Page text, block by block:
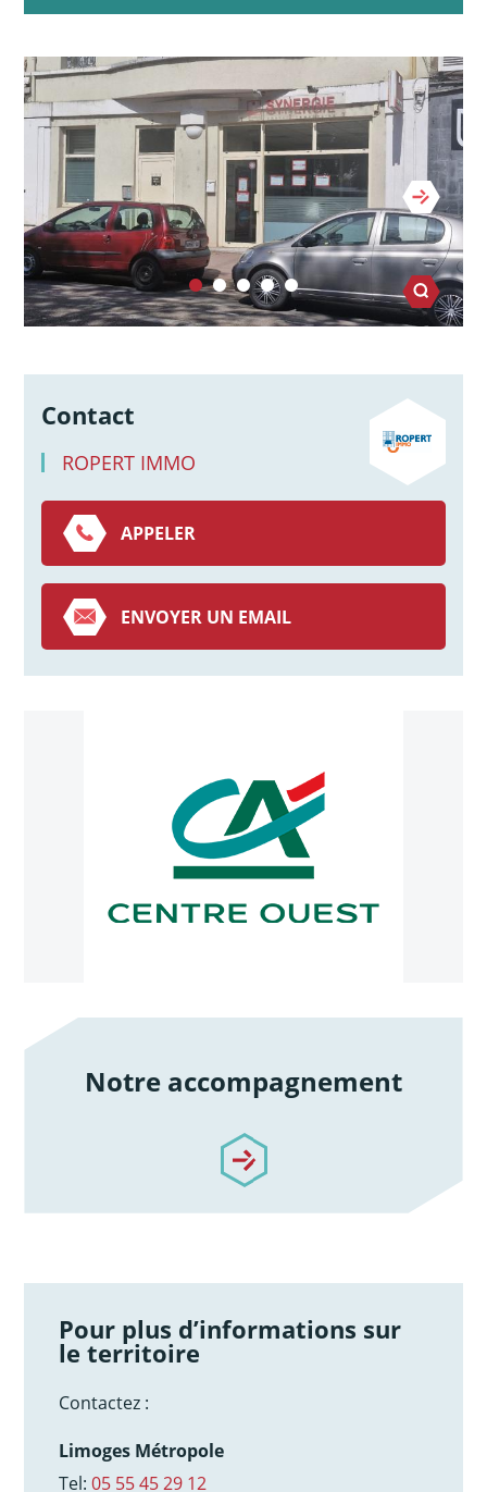
Contact
ROPERT IMMO
APPELER
ENVOYER UN EMAIL
Notre accompagnement
/notre-accompagnement
Pour plus d’informations sur
le territoire
Contactez :
Limoges Métropole
Tel:05 55 45 29 12